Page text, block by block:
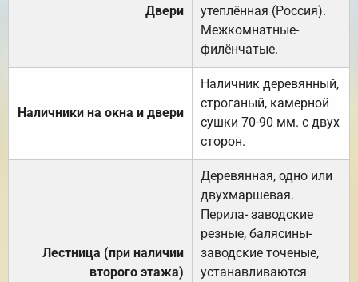
Двери
утеплённая (Россия).
Межкомнатные-
филёнчатые.
Наличники на окна и двери
Наличник деревянный,
строганый, камерной
сушки 70-90 мм. с двух
сторон.
Лестница (при наличии
второго этажа)
Деревянная, одно или
двухмаршевая.
Перила- заводские
резные, балясины-
заводские точеные,
устанавливаются